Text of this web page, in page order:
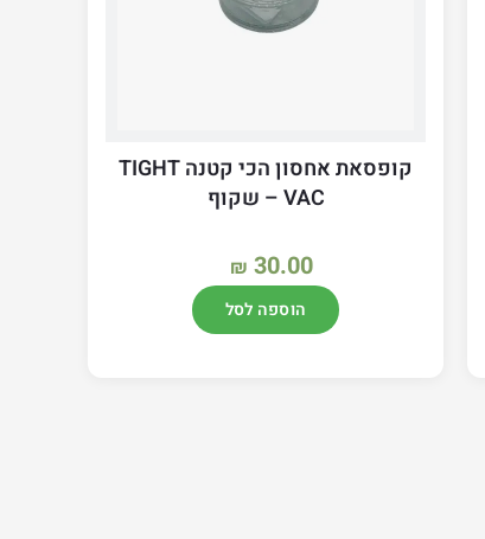
קופסאת אחסון הכי קטנה TIGHT
VAC – שקוף
₪ 30.00
הוספה לסל